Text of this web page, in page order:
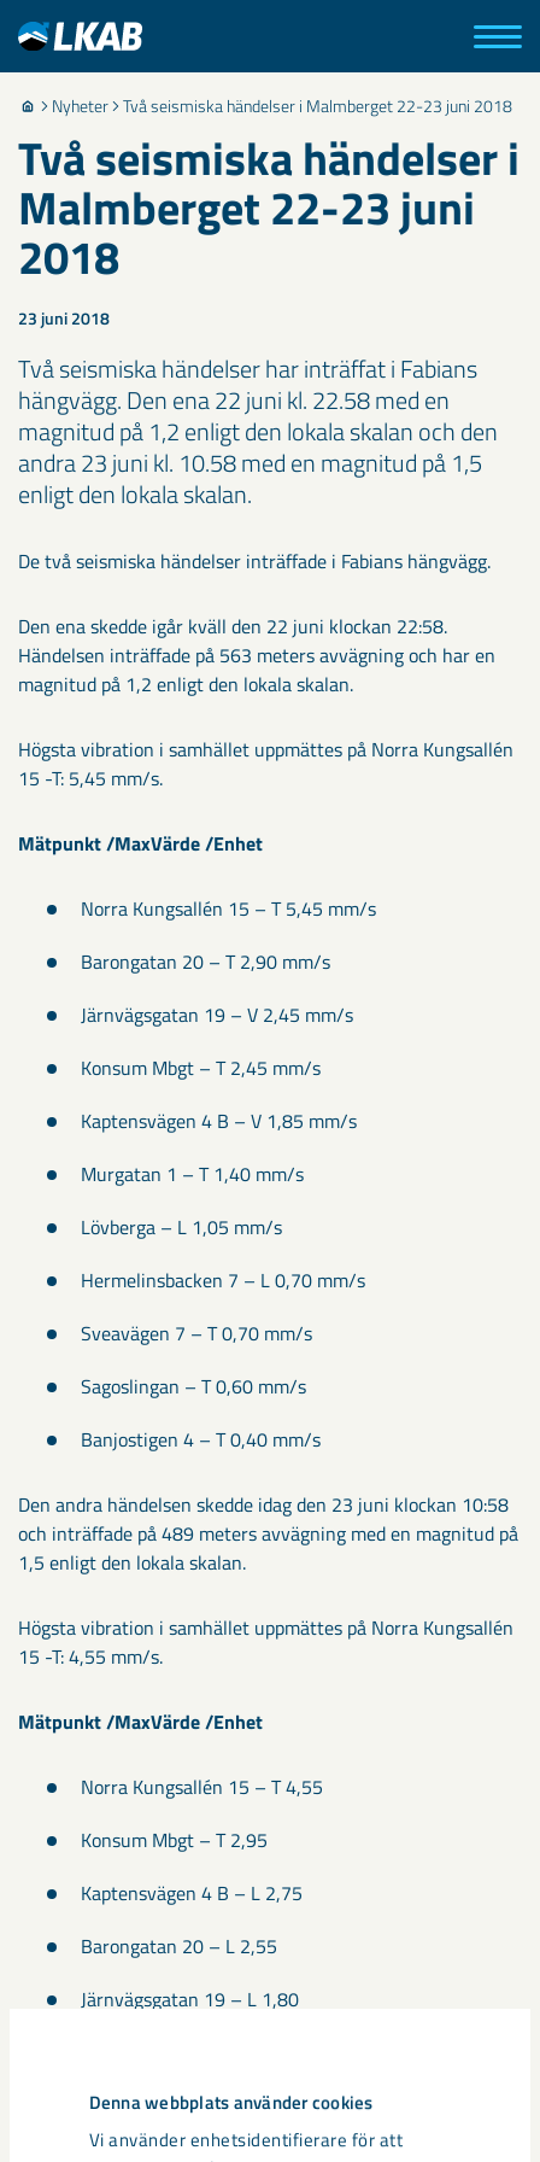
Denna webbplats använder cookies
Vi använder enhetsidentifierare för att
Nyheter Två seismiska händelser i Malmberget 22-23 juni 2018
Två seismiska händelser i
Malmberget 22-23 juni
2018
23 juni 2018
Två seismiska händelser har inträffat i Fabians
hängvägg. Den ena 22 juni kl. 22.58 med en
magnitud på 1,2 enligt den lokala skalan och den
andra 23 juni kl. 10.58 med en magnitud på 1,5
enligt den lokala skalan.
De två seismiska händelser inträffade i Fabians hängvägg.
Den ena skedde igår kväll den 22 juni klockan 22:58.
Händelsen inträffade på 563 meters avvägning och har en
magnitud på 1,2 enligt den lokala skalan.
Högsta vibration i samhället uppmättes på Norra Kungsallén
15 -T: 5,45 mm/s.
Mätpunkt /MaxVärde /Enhet
Norra Kungsallén 15 – T 5,45 mm/s
Barongatan 20 – T 2,90 mm/s
Järnvägsgatan 19 – V 2,45 mm/s
Konsum Mbgt – T 2,45 mm/s
Kaptensvägen 4 B – V 1,85 mm/s
Murgatan 1 – T 1,40 mm/s
Lövberga – L 1,05 mm/s
Hermelinsbacken 7 – L 0,70 mm/s
Sveavägen 7 – T 0,70 mm/s
Sagoslingan – T 0,60 mm/s
Banjostigen 4 – T 0,40 mm/s
Den andra händelsen skedde idag den 23 juni klockan 10:58
och inträffade på 489 meters avvägning med en magnitud på
1,5 enligt den lokala skalan.
Högsta vibration i samhället uppmättes på Norra Kungsallén
15 -T: 4,55 mm/s.
Mätpunkt /MaxVärde /Enhet
Norra Kungsallén 15 – T 4,55
Konsum Mbgt – T 2,95
Kaptensvägen 4 B – L 2,75
Barongatan 20 – L 2,55
Järnvägsgatan 19 – L 1,80
Sagoslingan – L 1,00